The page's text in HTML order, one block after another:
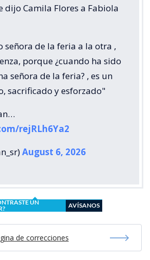
dijo Camila Flores a Fabiola
señora de la feria a la otra ,
porque ¿cuando ha sido
señora de la feria? , es un
sacrificado y esforzado"
rejRLh6Ya2
August 6, 2026
UN
AVÍSANOS
de correcciones